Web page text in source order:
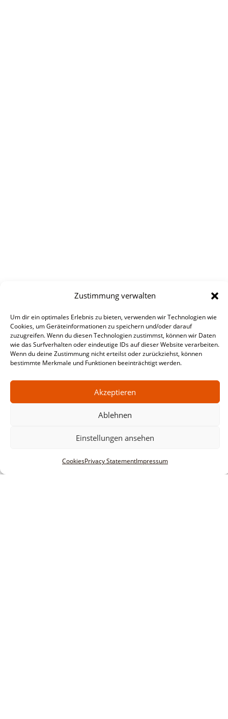
Zustimmung verwalten
Um dir ein optimales Erlebnis zu bieten, verwenden wir Technologien wie
Cookies, um Geräteinformationen zu speichern und/oder darauf
zuzugreifen. Wenn du diesen Technologien zustimmst, können wir Daten
wie das Surfverhalten oder eindeutige IDs auf dieser Website verarbeiten.
Wenn du deine Zustimmung nicht erteilst oder zurückziehst, können
bestimmte Merkmale und Funktionen beeinträchtigt werden.
Akzeptieren
Ablehnen
Einstellungen ansehen
CookiesPrivacy StatementImpressum